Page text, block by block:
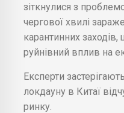
зіткнулися з
чергової хвилі
карантинних
руйнівний вплив на
Експерти
локдауну в Китаї
ринку.